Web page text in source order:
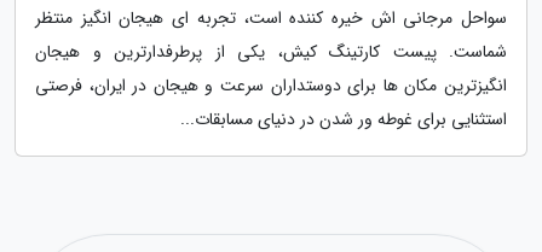
سواحل مرجانی اش خیره کننده است، تجربه ای هیجان انگیز منتظر
شماست. پیست کارتینگ کیش، یکی از پرطرفدارترین و هیجان
انگیزترین مکان ها برای دوستداران سرعت و هیجان در ایران، فرصتی
استثنایی برای غوطه ور شدن در دنیای مسابقات...